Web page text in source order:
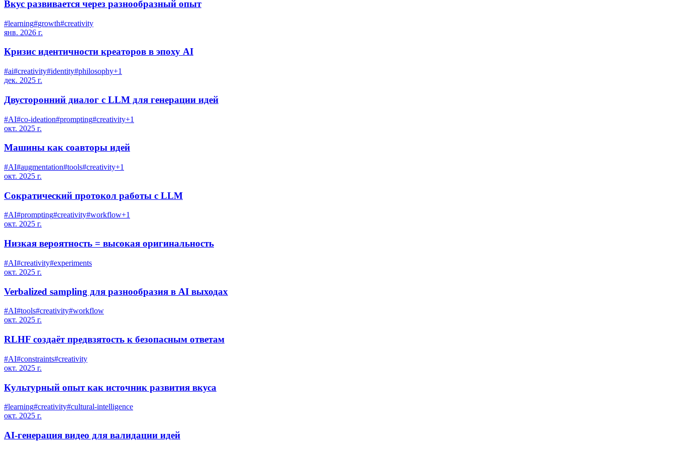
Вкус развивается через разнообразный опыт
#learning#growth#creativity
янв. 2026 г.
Кризис идентичности креаторов в эпоху AI
#ai#creativity#identity#philosophy+1
дек. 2025 г.
Двусторонний диалог с LLM для генерации идей
#AI#co-ideation#prompting#creativity+1
окт. 2025 г.
Машины как соавторы идей
#AI#augmentation#tools#creativity+1
окт. 2025 г.
Сократический протокол работы с LLM
#AI#prompting#creativity#workflow+1
окт. 2025 г.
Низкая вероятность = высокая оригинальность
#AI#creativity#experiments
окт. 2025 г.
Verbalized sampling для разнообразия в AI выходах
#AI#tools#creativity#workflow
окт. 2025 г.
RLHF создаёт предвзятость к безопасным ответам
#AI#constraints#creativity
окт. 2025 г.
Культурный опыт как источник развития вкуса
#learning#creativity#cultural-intelligence
окт. 2025 г.
AI-генерация видео для валидации идей